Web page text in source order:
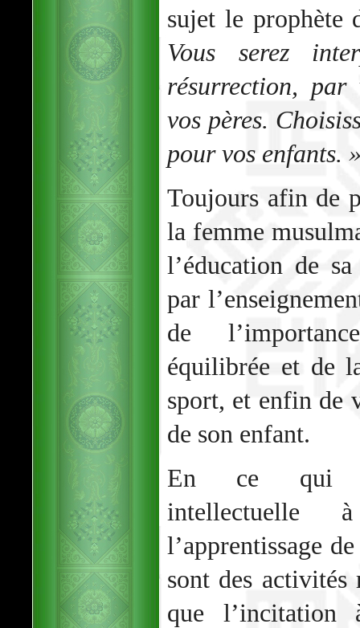
sujet le
Vous serez
résurrection, par
vos pères.
pour vos enfants.
Toujours afin de
la femme
l’éducation de
par
de
équilibrée et de
sport, et enfin de
de son enfant.
En ce qui
intellectuelle
l’apprentissage
sont des activités
que